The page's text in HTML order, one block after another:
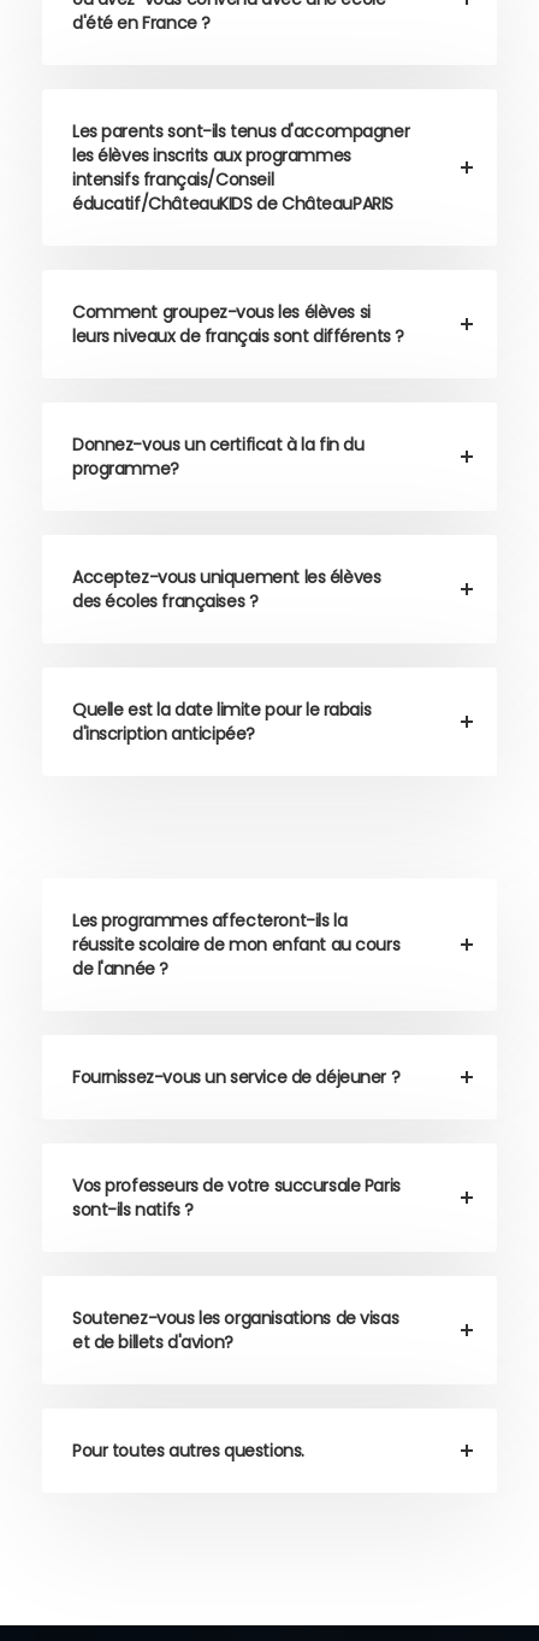
d'été en France ?
Les parents sont-ils tenus d'accompagner
les élèves inscrits aux programmes
intensifs français/Conseil
éducatif/ChâteauKIDS de ChâteauPARIS
Comment groupez-vous les élèves si
leurs niveaux de français sont différents ?
Donnez-vous un certificat à la fin du
programme?
Acceptez-vous uniquement les élèves
des écoles françaises ?
Quelle est la date limite pour le rabais
d'inscription anticipée?
Les programmes affecteront-ils la
réussite scolaire de mon enfant au cours
de l'année ?
Fournissez-vous un service de déjeuner ?
Vos professeurs de votre succursale Paris
sont-ils natifs ?
Soutenez-vous les organisations de visas
et de billets d'avion?
Pour toutes autres questions.